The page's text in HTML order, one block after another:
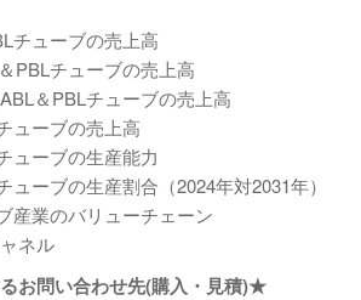
チューブの売上高
PBLチューブの売上高
＆PBLチューブの売上高
ューブの売上高
ューブの生産能力
ューブの生産割合（2024年対2031年）
産業のバリューチェーン
ネル
お問い合わせ先(購入・見積)★